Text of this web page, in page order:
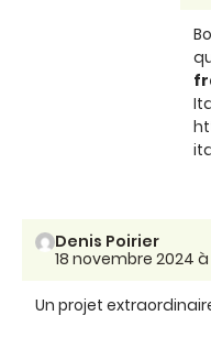
Denis Poirier
18 novembre 2024
Un projet